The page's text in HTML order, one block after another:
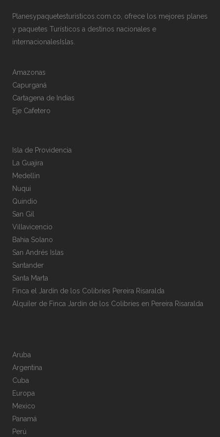
Planesypaquetesturisticos.com.co, ofrece los mejores planes
y paquetes Turísticos a destinos nacionales e
internacionalesIslas.
Amazonas
Capurganá
Cartagena de Indias
Eje Cafetero
Isla de Providencia
La Guajira
Medellin
Nuqui
Quindio
San Gil
Villavicencio
Bahia Solano
San Andrés Islas
Santander
Santa Marta
Finca el Jardín de los Colibríes Pereira Risaralda
Alquiler de Finca Jardín de los Colibríes en Pereira Risaralda
Aruba
Argentina
Cuba
Europa
Mexico
Panamá
Perú